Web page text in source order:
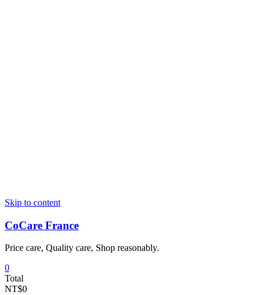
Skip to content
CoCare France
Price care, Quality care, Shop reasonably.
0
Total
NT$0